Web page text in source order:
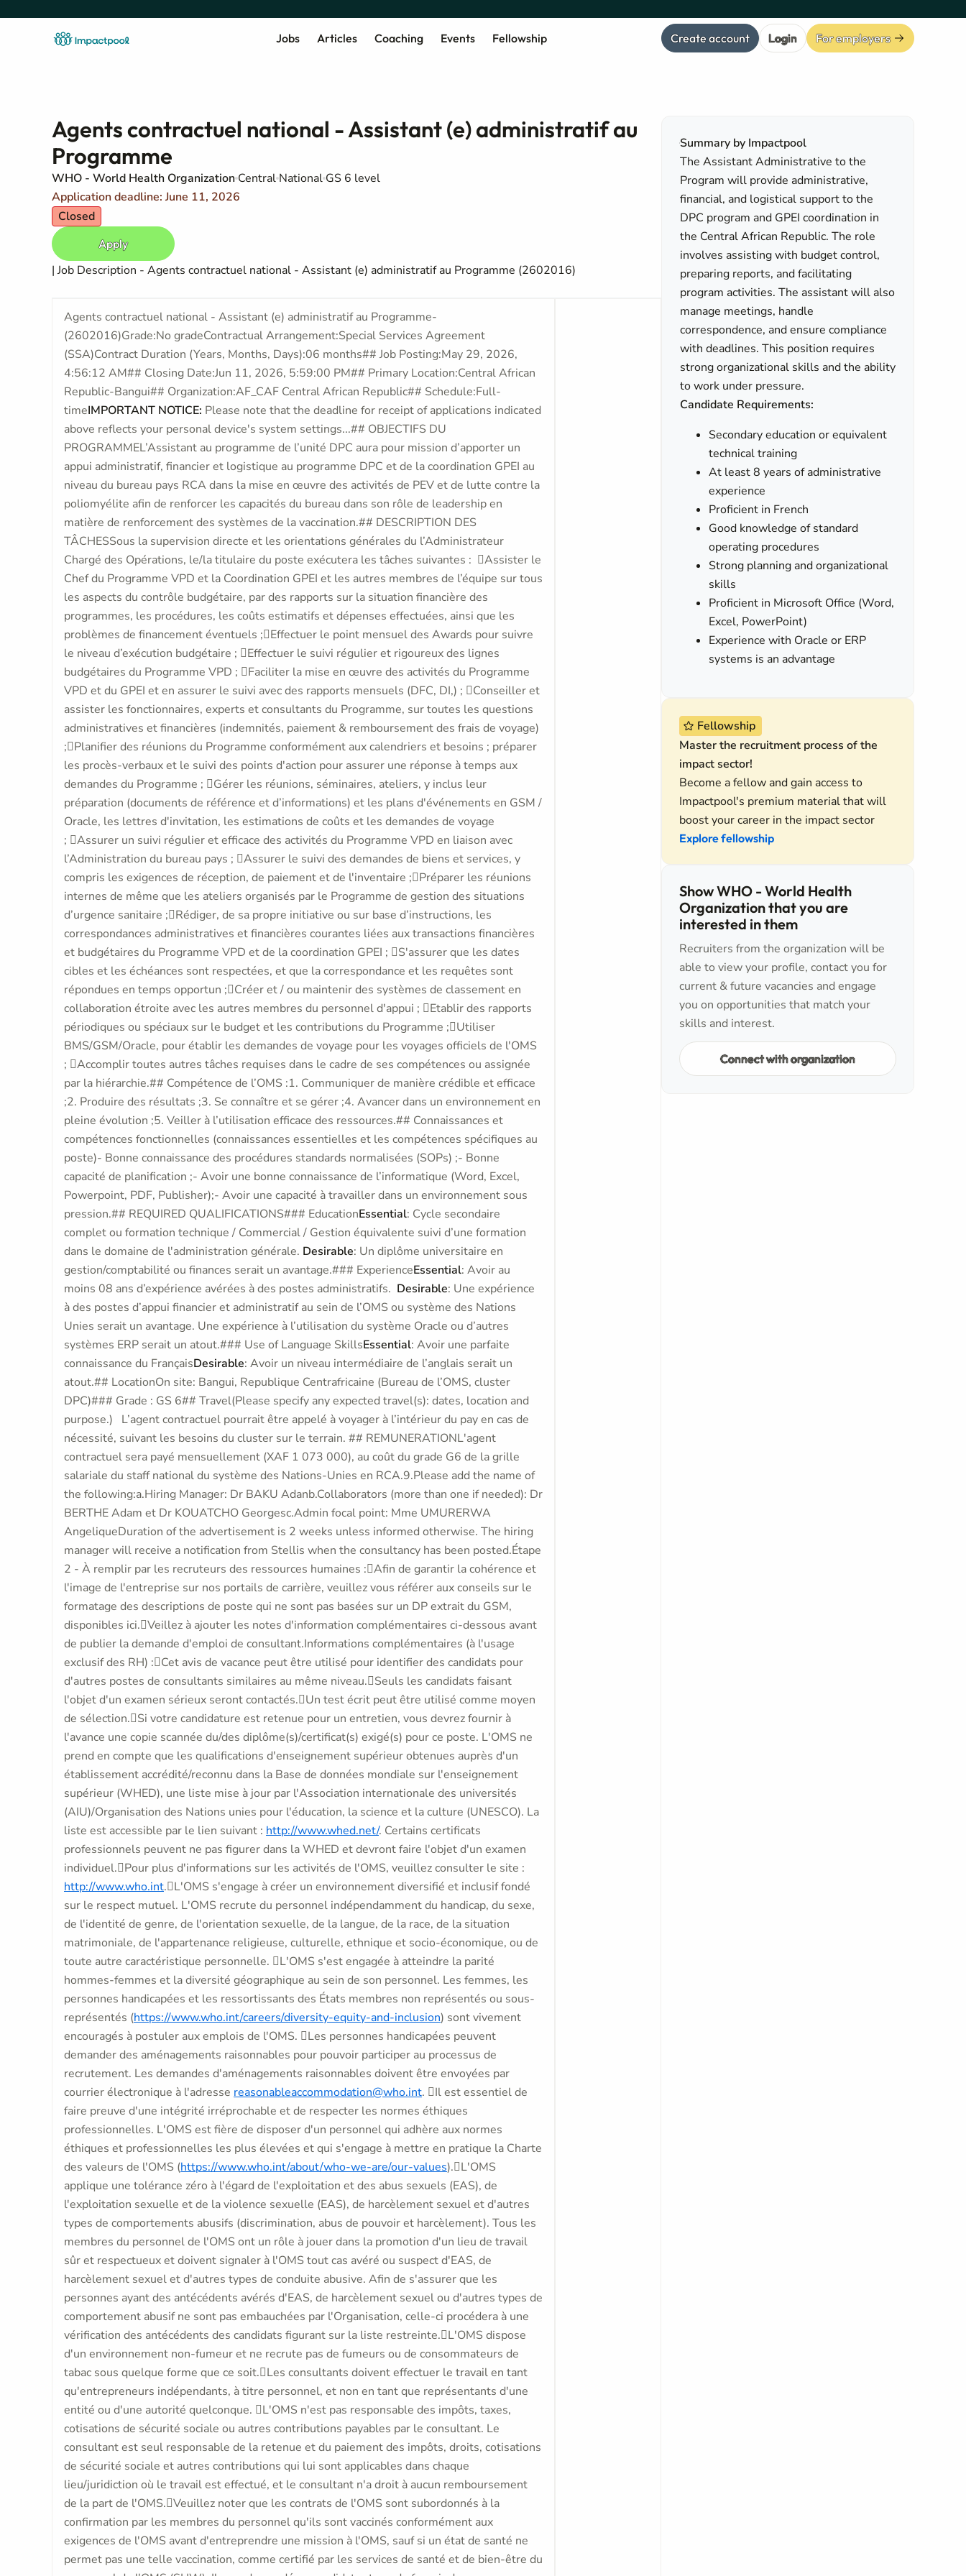
Jobs Articles Coaching Events Fellowship Create account Login For employers
Agents contractuel national - Assistant (e) administratif au
Programme
WHO - World Health Organization Central National GS 6 level
Application deadline: June 11, 2026
Closed
Apply
| Job Description - Agents contractuel national - Assistant (e) administratif au Programme (2602016)
Agents contractuel national - Assistant (e) administratif au Programme-
(2602016)Grade:No gradeContractual Arrangement:Special Services Agreement
(SSA)Contract Duration (Years, Months, Days):06 months## Job Posting:May 29, 2026,
4:56:12 AM## Closing Date:Jun 11, 2026, 5:59:00 PM## Primary Location:Central African
Republic-Bangui## Organization:AF_CAF Central African Republic## Schedule:Full-
timeIMPORTANT NOTICE: Please note that the deadline for receipt of applications indicated
above reflects your personal device's system settings...## OBJECTIFS DU
PROGRAMMEL’Assistant au programme de l’unité DPC aura pour mission d’apporter un
appui administratif, financier et logistique au programme DPC et de la coordination GPEI au
niveau du bureau pays RCA dans la mise en œuvre des activités de PEV et de lutte contre la
poliomyélite afin de renforcer les capacités du bureau dans son rôle de leadership en
matière de renforcement des systèmes de la vaccination.## DESCRIPTION DES
TÂCHESSous la supervision directe et les orientations générales du l’Administrateur
Chargé des Opérations, le/la titulaire du poste exécutera les tâches suivantes : Assister le
Chef du Programme VPD et la Coordination GPEI et les autres membres de l’équipe sur tous
les aspects du contrôle budgétaire, par des rapports sur la situation financière des
programmes, les procédures, les coûts estimatifs et dépenses effectuées, ainsi que les
problèmes de financement éventuels ;Effectuer le point mensuel des Awards pour suivre
le niveau d’exécution budgétaire ; Effectuer le suivi régulier et rigoureux des lignes
budgétaires du Programme VPD ; Faciliter la mise en œuvre des activités du Programme
VPD et du GPEI et en assurer le suivi avec des rapports mensuels (DFC, DI,) ; Conseiller et
assister les fonctionnaires, experts et consultants du Programme, sur toutes les questions
administratives et financières (indemnités, paiement & remboursement des frais de voyage)
;Planifier des réunions du Programme conformément aux calendriers et besoins ; préparer
les procès-verbaux et le suivi des points d'action pour assurer une réponse à temps aux
demandes du Programme ; Gérer les réunions, séminaires, ateliers, y inclus leur
préparation (documents de référence et d’informations) et les plans d'événements en GSM /
Oracle, les lettres d'invitation, les estimations de coûts et les demandes de voyage
; Assurer un suivi régulier et efficace des activités du Programme VPD en liaison avec
l’Administration du bureau pays ; Assurer le suivi des demandes de biens et services, y
compris les exigences de réception, de paiement et de l'inventaire ;Préparer les réunions
internes de même que les ateliers organisés par le Programme de gestion des situations
d’urgence sanitaire ;Rédiger, de sa propre initiative ou sur base d’instructions, les
correspondances administratives et financières courantes liées aux transactions financières
et budgétaires du Programme VPD et de la coordination GPEI ; S'assurer que les dates
cibles et les échéances sont respectées, et que la correspondance et les requêtes sont
répondues en temps opportun ;Créer et / ou maintenir des systèmes de classement en
collaboration étroite avec les autres membres du personnel d'appui ; Etablir des rapports
périodiques ou spéciaux sur le budget et les contributions du Programme ;Utiliser
BMS/GSM/Oracle, pour établir les demandes de voyage pour les voyages officiels de l'OMS
; Accomplir toutes autres tâches requises dans le cadre de ses compétences ou assignée
par la hiérarchie.## Compétence de l’OMS :1. Communiquer de manière crédible et efficace
;2. Produire des résultats ;3. Se connaître et se gérer ;4. Avancer dans un environnement en
pleine évolution ;5. Veiller à l’utilisation efficace des ressources.## Connaissances et
compétences fonctionnelles (connaissances essentielles et les compétences spécifiques au
poste)- Bonne connaissance des procédures standards normalisées (SOPs) ;- Bonne
capacité de planification ;- Avoir une bonne connaissance de l’informatique (Word, Excel,
Powerpoint, PDF, Publisher);- Avoir une capacité à travailler dans un environnement sous
pression.## REQUIRED QUALIFICATIONS### EducationEssential: Cycle secondaire
complet ou formation technique / Commercial / Gestion équivalente suivi d’une formation
dans le domaine de l'administration générale. Desirable: Un diplôme universitaire en
gestion/comptabilité ou finances serait un avantage.### ExperienceEssential: Avoir au
moins 08 ans d’expérience avérées à des postes administratifs. Desirable: Une expérience
à des postes d’appui financier et administratif au sein de l’OMS ou système des Nations
Unies serait un avantage. Une expérience à l’utilisation du système Oracle ou d’autres
systèmes ERP serait un atout.### Use of Language SkillsEssential: Avoir une parfaite
connaissance du FrançaisDesirable: Avoir un niveau intermédiaire de l’anglais serait un
atout.## LocationOn site: Bangui, Republique Centrafricaine (Bureau de l’OMS, cluster
DPC)### Grade : GS 6## Travel(Please specify any expected travel(s): dates, location and
purpose.) L’agent contractuel pourrait être appelé à voyager à l’intérieur du pay en cas de
nécessité, suivant les besoins du cluster sur le terrain. ## REMUNERATIONL'agent
contractuel sera payé mensuellement (XAF 1 073 000), au coût du grade G6 de la grille
salariale du staff national du système des Nations-Unies en RCA.9.Please add the name of
the following:a.Hiring Manager: Dr BAKU Adanb.Collaborators (more than one if needed): Dr
BERTHE Adam et Dr KOUATCHO Georgesc.Admin focal point: Mme UMURERWA
AngeliqueDuration of the advertisement is 2 weeks unless informed otherwise. The hiring
manager will receive a notification from Stellis when the consultancy has been posted.Étape
2 - À remplir par les recruteurs des ressources humaines :Afin de garantir la cohérence et
l'image de l'entreprise sur nos portails de carrière, veuillez vous référer aux conseils sur le
formatage des descriptions de poste qui ne sont pas basées sur un DP extrait du GSM,
disponibles ici.Veillez à ajouter les notes d'information complémentaires ci-dessous avant
de publier la demande d'emploi de consultant.Informations complémentaires (à l'usage
exclusif des RH) :Cet avis de vacance peut être utilisé pour identifier des candidats pour
d'autres postes de consultants similaires au même niveau.Seuls les candidats faisant
l'objet d'un examen sérieux seront contactés.Un test écrit peut être utilisé comme moyen
de sélection.Si votre candidature est retenue pour un entretien, vous devrez fournir à
l'avance une copie scannée du/des diplôme(s)/certificat(s) exigé(s) pour ce poste. L'OMS ne
prend en compte que les qualifications d'enseignement supérieur obtenues auprès d'un
établissement accrédité/reconnu dans la Base de données mondiale sur l'enseignement
supérieur (WHED), une liste mise à jour par l'Association internationale des universités
(AIU)/Organisation des Nations unies pour l'éducation, la science et la culture (UNESCO). La
liste est accessible par le lien suivant : http://www.whed.net/. Certains certificats
professionnels peuvent ne pas figurer dans la WHED et devront faire l'objet d'un examen
individuel.Pour plus d'informations sur les activités de l'OMS, veuillez consulter le site :
http://www.who.int.L'OMS s'engage à créer un environnement diversifié et inclusif fondé
sur le respect mutuel. L'OMS recrute du personnel indépendamment du handicap, du sexe,
de l'identité de genre, de l'orientation sexuelle, de la langue, de la race, de la situation
matrimoniale, de l'appartenance religieuse, culturelle, ethnique et socio-économique, ou de
toute autre caractéristique personnelle. L'OMS s'est engagée à atteindre la parité
hommes-femmes et la diversité géographique au sein de son personnel. Les femmes, les
personnes handicapées et les ressortissants des États membres non représentés ou sous-
représentés (https://www.who.int/careers/diversity-equity-and-inclusion) sont vivement
encouragés à postuler aux emplois de l'OMS. Les personnes handicapées peuvent
demander des aménagements raisonnables pour pouvoir participer au processus de
recrutement. Les demandes d'aménagements raisonnables doivent être envoyées par
courrier électronique à l'adresse reasonableaccommodation@who.int. Il est essentiel de
faire preuve d'une intégrité irréprochable et de respecter les normes éthiques
professionnelles. L'OMS est fière de disposer d'un personnel qui adhère aux normes
éthiques et professionnelles les plus élevées et qui s'engage à mettre en pratique la Charte
des valeurs de l'OMS (https://www.who.int/about/who-we-are/our-values).L'OMS
applique une tolérance zéro à l'égard de l'exploitation et des abus sexuels (EAS), de
l'exploitation sexuelle et de la violence sexuelle (EAS), de harcèlement sexuel et d'autres
types de comportements abusifs (discrimination, abus de pouvoir et harcèlement). Tous les
membres du personnel de l'OMS ont un rôle à jouer dans la promotion d'un lieu de travail
sûr et respectueux et doivent signaler à l'OMS tout cas avéré ou suspect d'EAS, de
harcèlement sexuel et d'autres types de conduite abusive. Afin de s'assurer que les
personnes ayant des antécédents avérés d'EAS, de harcèlement sexuel ou d'autres types de
comportement abusif ne sont pas embauchées par l'Organisation, celle-ci procédera à une
vérification des antécédents des candidats figurant sur la liste restreinte.L'OMS dispose
d'un environnement non-fumeur et ne recrute pas de fumeurs ou de consommateurs de
tabac sous quelque forme que ce soit.Les consultants doivent effectuer le travail en tant
qu'entrepreneurs indépendants, à titre personnel, et non en tant que représentants d'une
entité ou d'une autorité quelconque. L'OMS n'est pas responsable des impôts, taxes,
cotisations de sécurité sociale ou autres contributions payables par le consultant. Le
consultant est seul responsable de la retenue et du paiement des impôts, droits, cotisations
de sécurité sociale et autres contributions qui lui sont applicables dans chaque
lieu/juridiction où le travail est effectué, et le consultant n'a droit à aucun remboursement
de la part de l'OMS.Veuillez noter que les contrats de l'OMS sont subordonnés à la
confirmation par les membres du personnel qu'ils sont vaccinés conformément aux
exigences de l'OMS avant d'entreprendre une mission à l'OMS, sauf si un état de santé ne
permet pas une telle vaccination, comme certifié par les services de santé et de bien-être du
Summary by Impactpool
The Assistant Administrative to the
Program will provide administrative,
financial, and logistical support to the
DPC program and GPEI coordination in
the Central African Republic. The role
involves assisting with budget control,
preparing reports, and facilitating
program activities. The assistant will also
manage meetings, handle
correspondence, and ensure compliance
with deadlines. This position requires
strong organizational skills and the ability
to work under pressure.
Candidate Requirements:
Secondary education or equivalent
technical training
At least 8 years of administrative
experience
Proficient in French
Good knowledge of standard
operating procedures
Strong planning and organizational
skills
Proficient in Microsoft Office (Word,
Excel, PowerPoint)
Experience with Oracle or ERP
systems is an advantage
Fellowship
Master the recruitment process of the
impact sector!
Become a fellow and gain access to
Impactpool's premium material that will
boost your career in the impact sector
Explore fellowship
Show WHO - World Health
Organization that you are
interested in them
Recruiters from the organization will be
able to view your profile, contact you for
current & future vacancies and engage
you on opportunities that match your
skills and interest.
Connect with organization